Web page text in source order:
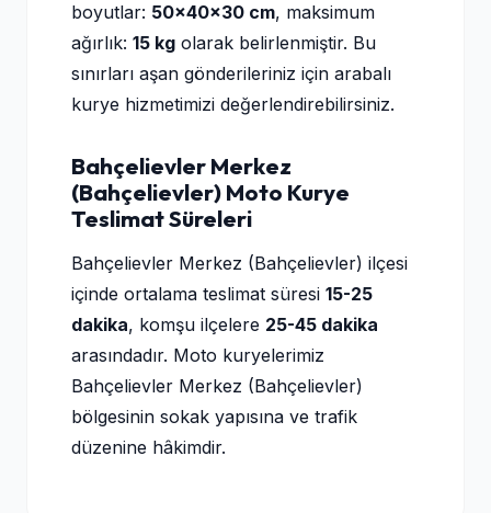
boyutlar: 50×40×30 cm, maksimum
ağırlık: 15 kg olarak belirlenmiştir. Bu
sınırları aşan gönderileriniz için arabalı
kurye hizmetimizi değerlendirebilirsiniz.
Bahçelievler Merkez
(Bahçelievler) Moto Kurye
Teslimat Süreleri
Bahçelievler Merkez (Bahçelievler) ilçesi
içinde ortalama teslimat süresi 15-25
dakika, komşu ilçelere 25-45 dakika
arasındadır. Moto kuryelerimiz
Bahçelievler Merkez (Bahçelievler)
bölgesinin sokak yapısına ve trafik
düzenine hâkimdir.